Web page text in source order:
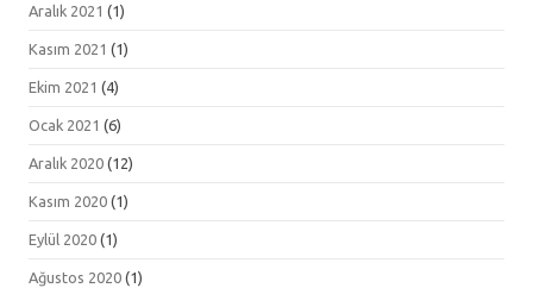
Aralık 2021 (1)
Kasım 2021 (1)
Ekim 2021 (4)
Ocak 2021 (6)
Aralık 2020 (12)
Kasım 2020 (1)
Eylül 2020 (1)
Ağustos 2020 (1)